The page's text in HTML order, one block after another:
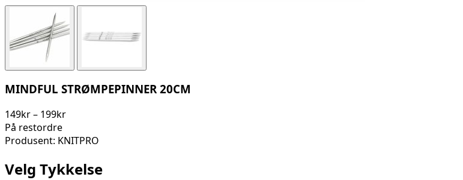
MINDFUL STRØMPEPINNER 20CM
149kr– 199krPrisområde:
til
På restordre
Produsent: KNITPRO
Velg Tykkelse